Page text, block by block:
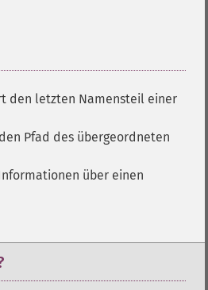
den letzten Namensteil einer
Pfad des übergeordneten
über einen